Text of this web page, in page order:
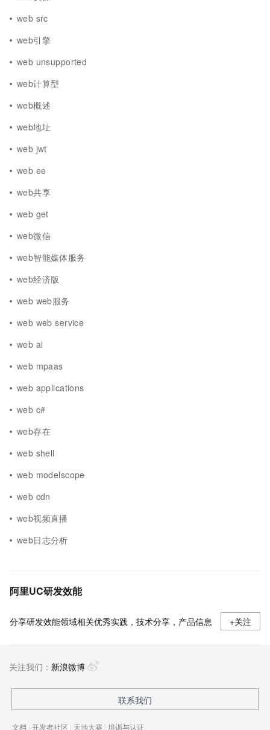
web src
web引擎
web unsupported
web计算型
web概述
web地址
web jwt
web ee
web共享
web get
web微信
web智能媒体服务
web经济版
web web服务
web web service
web ai
web mpaas
web applications
web c#
web存在
web shell
web modelscope
web cdn
web视频直播
web日志分析
阿里UC研发效能
分享研发效能领域相关优秀实践，技术分享，产品信息 +关注
关注我们： 新浪微博
联系我们
文档 | 开发者社区 | 天池大赛 | 培训与认证